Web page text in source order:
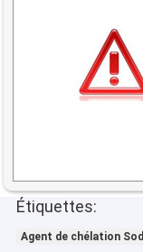
Étiquettes:
Agent de chélation